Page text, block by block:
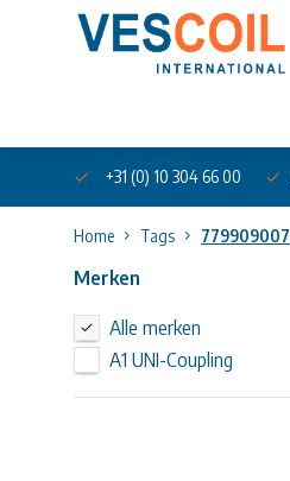
+31 (0) 10 304 66 00
Home Tags 779909007
Merken
Alle merken
A1 UNI-Coupling